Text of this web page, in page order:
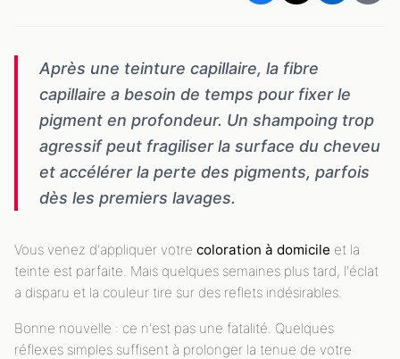
Après une teinture capillaire, la fibre
capillaire a besoin de temps pour fixer le
pigment en profondeur. Un shampoing trop
agressif peut fragiliser la surface du cheveu
et accélérer la perte des pigments, parfois
dès les premiers lavages.
Vous venez d'appliquer votre coloration à domicile et la
teinte est parfaite. Mais quelques semaines plus tard, l'éclat
a disparu et la couleur tire sur des reflets indésirables.
Bonne nouvelle : ce n'est pas une fatalité. Quelques
réflexes simples suffisent à prolonger la tenue de votre